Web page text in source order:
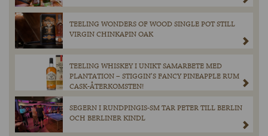
TEELING WONDERS OF WOOD SINGLE POT STILL
VIRGIN CHINKAPIN OAK
TEELING WHISKEY I UNIKT SAMARBETE MED
PLANTATION – STIGGIN’S FANCY PINEAPPLE RUM
CASK-ÅTERKOMSTEN!
SEGERN I RUNDPINGIS-SM TAR PETER TILL BERLIN
OCH BERLINER KINDL